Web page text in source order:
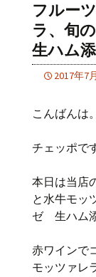
フルー
ラ、旬
生ハム添
2017年7
こんばんは。
チェッポで
本日は当店
と水牛モッ
ゼ 生ハム
赤ワインで
モッツァレ